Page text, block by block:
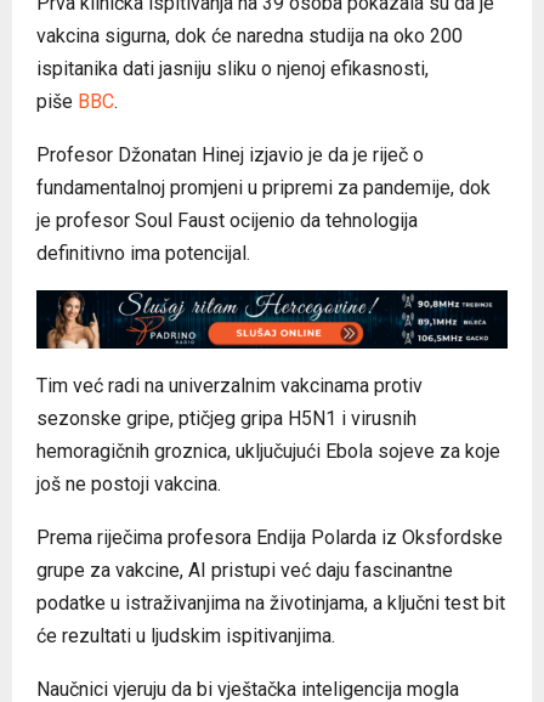
vakcina sigurna, dok će naredna studija na oko 200
ispitanika dati jasniju sliku o njenoj efikasnosti,
piše BBC.
Profesor Džonatan Hinej izjavio je da je riječ o
fundamentalnoj promjeni u pripremi za pandemije, dok
je profesor Soul Faust ocijenio da tehnologija
definitivno ima potencijal.
Tim već radi na univerzalnim vakcinama protiv
sezonske gripe, ptičjeg gripa H5N1 i virusnih
hemoragičnih groznica, uključujući Ebola sojeve za koje
još ne postoji vakcina.
Prema riječima profesora Endija Polarda iz Oksfordske
grupe za vakcine, AI pristupi već daju fascinantne
podatke u istraživanjima na životinjama, a ključni test bit
će rezultati u ljudskim ispitivanjima.
Naučnici vjeruju da bi vještačka inteligencija mogla